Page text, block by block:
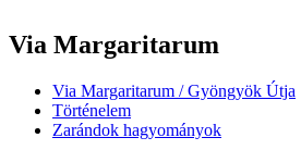
Via Margaritarum
Via Margaritarum / Gyöngyök Útja
Történelem
Zarándok hagyományok